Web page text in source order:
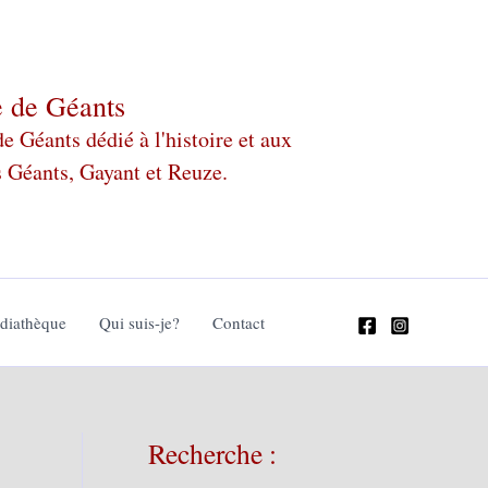
Géants
Géants dédié à l'histoire et aux
Gayant et Reuze.
Qui suis-je? Contact
Recherche :